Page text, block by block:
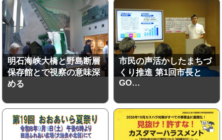
明石海峡大橋と野島断層
保存館とで視察の意味深
める
市民の声活かしたまちづ
くり推進 第1回市長と
GO…